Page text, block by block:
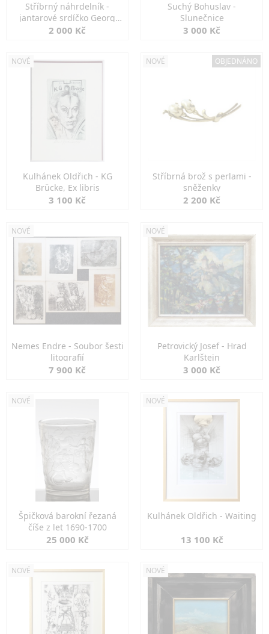
Stříbrný náhrdelník -
jantarové srdíčko Georg
Kramer
2 000 Kč
Suchý Bohuslav -
Slunečnice
3 000 Kč
NOVÉ
Kulhánek Oldřich - KG
Brücke, Ex libris
3 100 Kč
NOVÉ OBJEDNÁNO
Stříbrná brož s perlami -
sněženky
2 200 Kč
NOVÉ
Nemes Endre - Soubor šesti
litografií
7 900 Kč
NOVÉ
Petrovický Josef - Hrad
Karlštejn
3 000 Kč
NOVÉ
Špičková barokní řezaná
číše z let 1690-1700
25 000 Kč
NOVÉ
Kulhánek Oldřich - Waiting
13 100 Kč
NOVÉ NOVÉ